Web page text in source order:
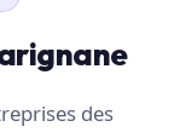
des